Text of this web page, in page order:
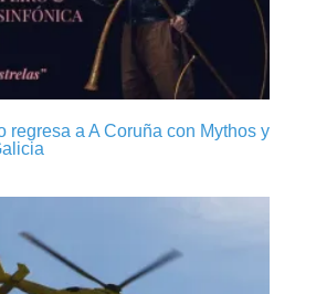
regresa a A Coruña con Mythos y